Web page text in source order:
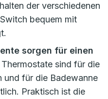
der verschiedenen
bequem mit
sorgen für einen
Thermostate sind für die
und für die Badewanne
Praktisch ist die